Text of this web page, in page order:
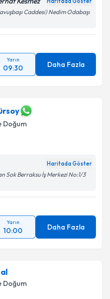
Caddesi) Nedim Odabaşı
Yarın
09:30 Daha Fazla
Doğum
Haritada Göster
Sok Berraksu İş Merkezi No:1/3
Yarın
10:00 Daha Fazla
Doğum